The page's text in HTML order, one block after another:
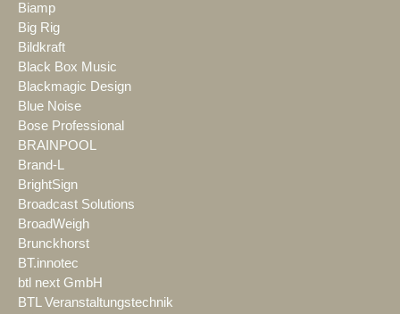
Biamp
Big Rig
Bildkraft
Black Box Music
Blackmagic Design
Blue Noise
Bose Professional
BRAINPOOL
Brand-L
BrightSign
Broadcast Solutions
BroadWeigh
Brunckhorst
BT.innotec
btl next GmbH
BTL Veranstaltungstechnik